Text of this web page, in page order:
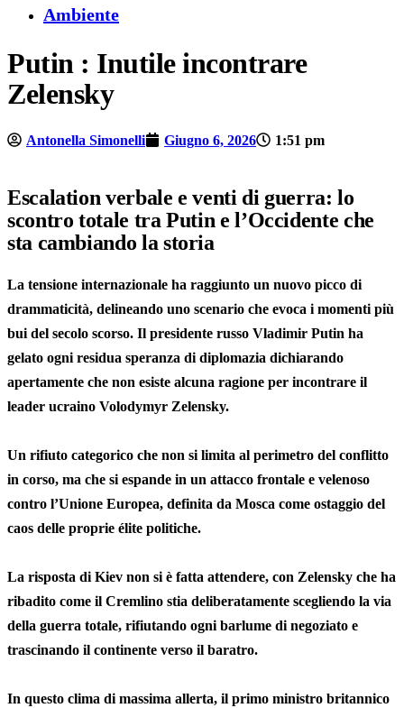
Ambiente
Putin : Inutile incontrare
Zelensky
Antonella Simonelli Giugno 6, 2026 1:51 pm
Escalation verbale e venti di guerra: lo
scontro totale tra Putin e l’Occidente che
sta cambiando la storia
La tensione internazionale ha raggiunto un nuovo picco di
drammaticità, delineando uno scenario che evoca i momenti più
bui del secolo scorso. Il presidente russo Vladimir Putin ha
gelato ogni residua speranza di diplomazia dichiarando
apertamente che non esiste alcuna ragione per incontrare il
leader ucraino Volodymyr Zelensky.
Un rifiuto categorico che non si limita al perimetro del conflitto
in corso, ma che si espande in un attacco frontale e velenoso
contro l’Unione Europea, definita da Mosca come ostaggio del
caos delle proprie élite politiche.
La risposta di Kiev non si è fatta attendere, con Zelensky che ha
ribadito come il Cremlino stia deliberatamente scegliendo la via
della guerra totale, rifiutando ogni barlume di negoziato e
trascinando il continente verso il baratro.
In questo clima di massima allerta, il primo ministro britannico